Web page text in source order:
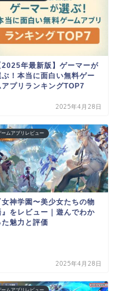
2025年最新版】ゲーマーが
ぶ！本当に面白い無料ゲー
アプリランキングTOP7
2025年4月28日
ームアプリレビュー
女神学園〜美少女たちの物
』をレビュー｜遊んでわか
た魅力と評価
2025年4月28日